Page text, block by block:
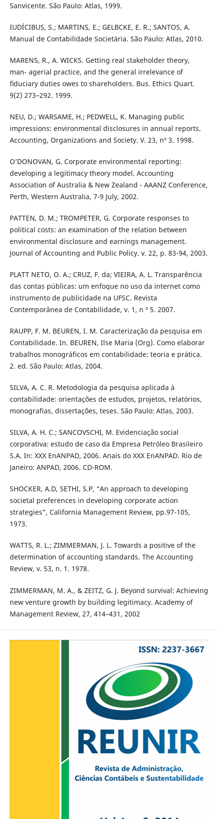
Sanvicente. São Paulo: Atlas, 1999.
IUDÍCIBUS, S.; MARTINS, E.; GELBCKE, E. R.; SANTOS, A.
Manual de Contabilidade Societária. São Paulo: Atlas, 2010.
MARENS, R., A. WICKS. Getting real stakeholder theory,
man- agerial practice, and the general irrelevance of
ﬁduciary duties owes to shareholders. Bus. Ethics Quart.
9(2) 273–292. 1999.
NEU, D.; WARSAME, H.; PEDWELL, K. Managing public
impressions: environmental disclosures in annual reports.
Accounting, Organizations and Society. V. 23, nº 3. 1998.
O’DONOVAN, G. Corporate environmental reporting:
developing a legitimacy theory model. Accounting
Association of Australia & New Zealand - AAANZ Conference,
Perth, Western Australia, 7-9 July, 2002.
PATTEN, D. M.; TROMPETER, G. Corporate responses to
political costs: an examination of the relation between
environmental disclosure and earnings management.
Journal of Accounting and Public Policy. v. 22, p. 83-94, 2003.
PLATT NETO, O. A.; CRUZ, F. da; VIEIRA, A. L. Transparência
das contas públicas: um enfoque no uso da internet como
instrumento de publicidade na UFSC. Revista
Contemporânea de Contabilidade, v. 1, n º 5. 2007.
RAUPP, F. M. BEUREN, I. M. Caracterização da pesquisa em
Contabilidade. In. BEUREN, Ilse Maria (Org). Como elaborar
trabalhos monográficos em contabilidade: teoria e prática.
2. ed. São Paulo: Atlas, 2004.
SILVA, A. C. R. Metodologia da pesquisa aplicada à
contabilidade: orientações de estudos, projetos, relatórios,
monografias, dissertações, teses. São Paulo: Atlas, 2003.
SILVA, A. H. C.; SANCOVSCHI, M. Evidenciação social
corporativa: estudo de caso da Empresa Petróleo Brasileiro
S.A. In: XXX EnANPAD, 2006. Anais do XXX EnANPAD. Rio de
Janeiro: ANPAD, 2006. CD-ROM.
SHOCKER, A.D, SETHI, S.P, “An approach to developing
societal preferences in developing corporate action
strategies”, California Management Review, pp.97-105,
1973.
WATTS, R. L.; ZIMMERMAN, J. L. Towards a positive of the
determination of accounting standards. The Accounting
Review, v. 53, n. 1. 1978.
ZIMMERMAN, M. A., & ZEITZ, G. J. Beyond survival: Achieving
new venture growth by building legitimacy. Academy of
Management Review, 27, 414–431, 2002